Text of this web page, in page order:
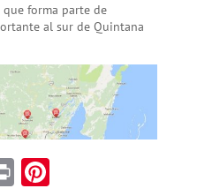
forma parte de
al sur de Quintana
Pr Pi